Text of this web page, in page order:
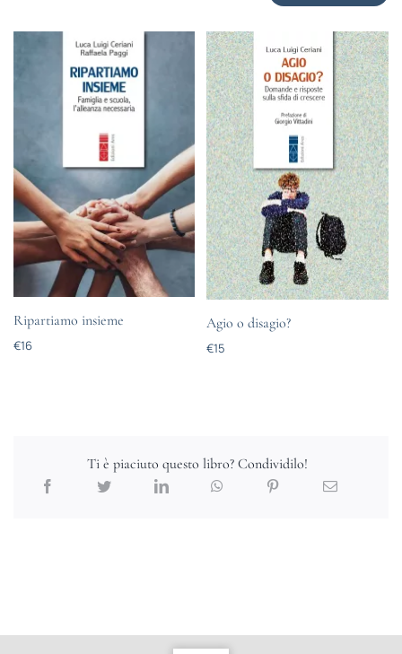
Ripartiamo insieme
€16
Agio o disagio?
€15
Ti è piaciuto questo libro? Condividilo!